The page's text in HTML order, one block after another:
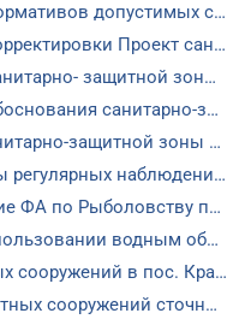
Разработка проекта «Нормативов допустимых сбросов веществ и микроорганизмов в водный объект» (заказчик ООО «УК «Марсель Сервис»)
Разработка проекта «Корректировки Проект санитарно-защитной зоны проектируемой молочно-товарной фермы на 1150 фуражных коров» (заказчик АО «Агрофирма Сосновка»)
Разработка «Проекта санитарно- защитной зоны объекта «Торгово-офисный центр «Звёздный» (заказчик ООО «НИСКОМ»)
Разработка «Проекта обоснования санитарно-защитной зоны «Молочно-товарной фермы на 1199 голов фуражных коров» (заказчик ОАО «Предприятие «Емельяновка»)
Разработка «Проект санитарно-защитной зоны проектируемой молочно-товарной фермы на 1199 фуражных коров» (заказчик АО «Агрофирма Сосновка»)
Разработка «Программы регулярных наблюдений за водным объектом и его водоохранной зоной» (заказчик ООО «УК «Марсель Сервис»)
Получение согласование ФА по Рыболовству по проекту «Строительство очистных сооружений в пос.Красное с внедрением технологии ГРАИЛ» (заказчик АО «Мосводоканал»)
Получение Решения о пользовании водным объектом (заказчик ООО «УК «Марсель Сервис»)
Реконструкция очистных сооружений в пос. Красное с внедрением технологии ГРАИЛ (заказчик ООО ТСК Челси)
Поставка станции очистных сооружений сточных вод производительностью 200 м3/сут для производственно-складского комплекса «AUCHAN RETAIL» (заказчик ООО «Ашан»)